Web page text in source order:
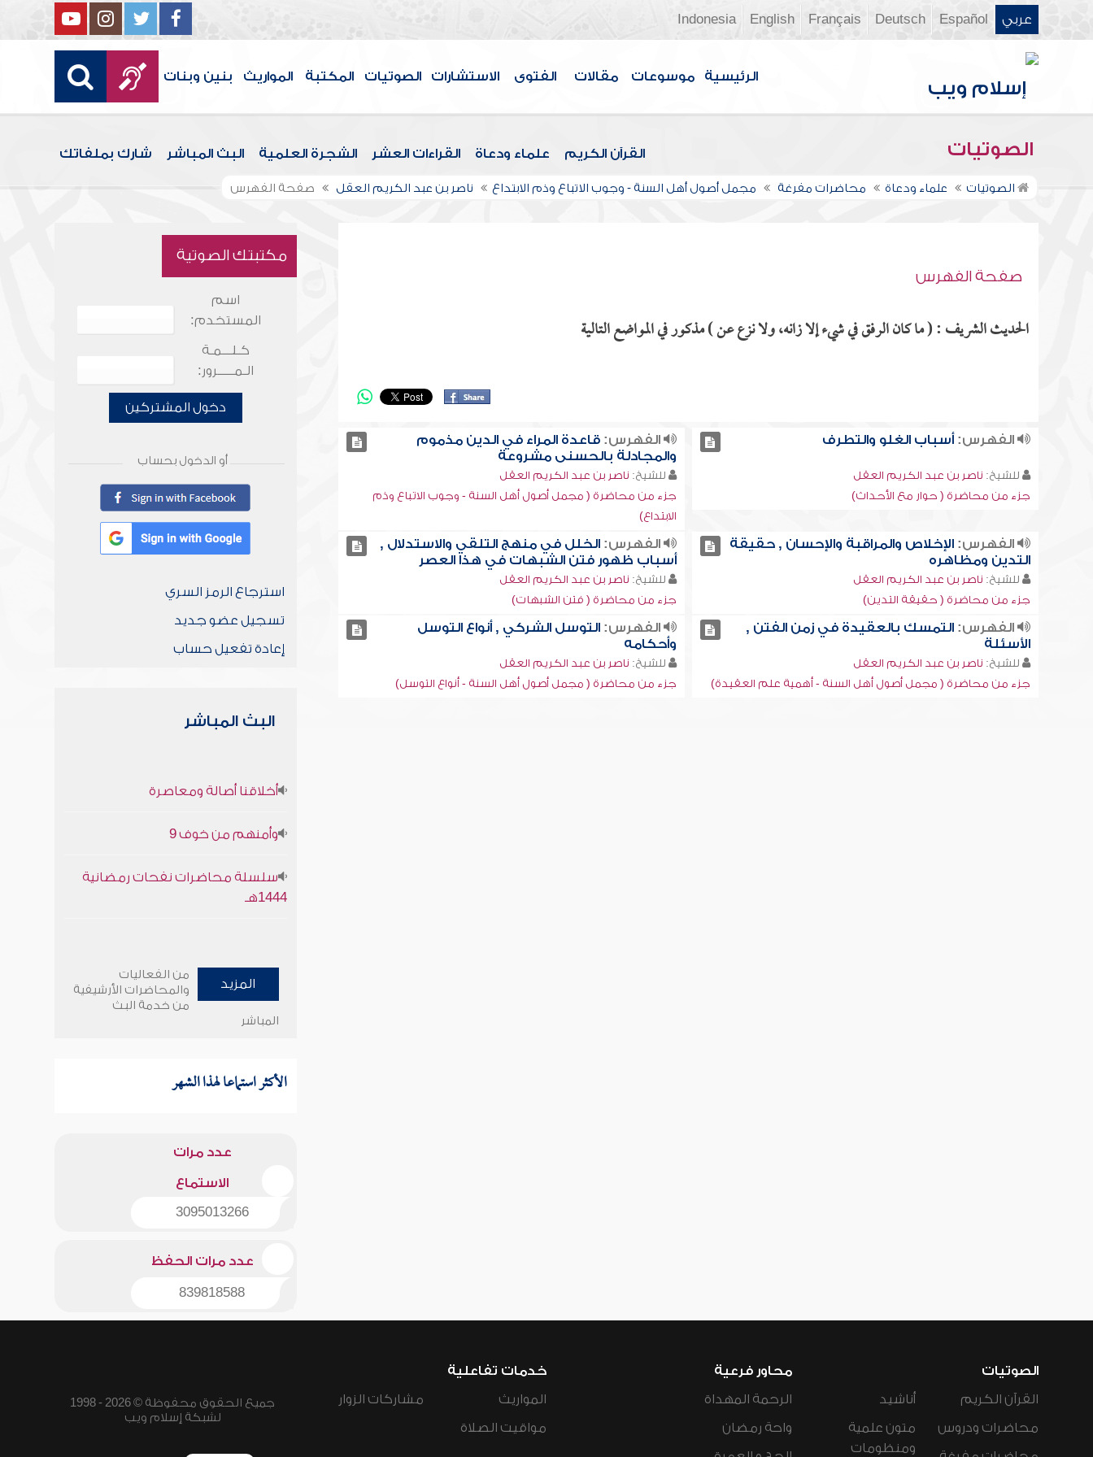
عربي Español
Deutsch
Français
English
Indonesia
الرئيسية موسوعات مقالات الفتوى الاستشارات الصوتيات المكتبة المواريث بنين وبنات
الصوتيات القرآن الكريم علماء ودعاة القراءات العشر الشجرة العلمية البث المباشر شارك بملفاتك
الصوتيات علماء ودعاة محاضرات مفرغة مجمل أصول أهل السنة - وجوب الاتباع وذم الابتداع ناصر بن عبد الكريم العقل صفحة الفهرس
صفحة الفهرس
الحديث الشريف : ( ما كان الرفق في شيء إلا زانه، ولا نزع عن ) مذكور في المواضع التالية
الفهرس:أسباب الغلو والتطرف
للشيخ: ناصر بن عبد الكريم العقل
جزء من محاضرة ( حوار مع الأحداث)
الفهرس: قاعدة المراء في الدين مذموم
والمجادلة بالحسنى مشروعة
للشيخ: ناصر بن عبد الكريم العقل
جزء من محاضرة ( مجمل أصول أهل السنة - وجوب الاتباع وذم
الابتداع)
الفهرس:الإخلاص والمراقبة والإحسان , حقيقة
التدين ومظاهره
للشيخ: ناصر بن عبد الكريم العقل
جزء من محاضرة ( حقيقة التدين)
الفهرس: الخلل في منهج التلقي والاستدلال ,
أسباب ظهور فتن الشبهات في هذا العصر
للشيخ: ناصر بن عبد الكريم العقل
جزء من محاضرة ( فتن الشبهات)
الفهرس:التمسك بالعقيدة في زمن الفتن ,
الأسئلة
للشيخ: ناصر بن عبد الكريم العقل
جزء من محاضرة ( مجمل أصول أهل السنة - أهمية علم العقيدة)
الفهرس: التوسل الشركي , أنواع التوسل
وأحكامه
للشيخ: ناصر بن عبد الكريم العقل
جزء من محاضرة ( مجمل أصول أهل السنة - أنواع التوسل)
مكتبتك الصوتية
اسم
المستخدم:
كـلـــمـة
الـمـــــرور:
دخول المشتركين
أو الدخول بحساب
استرجاع الرمز السري
تسجيل عضو جديد
إعادة تفعيل حساب
البث المباشر
أخلاقنا أصالة ومعاصرة
وأمنهم من خوف 9
سلسلة محاضرات نفحات رمضانية
1444هـ
المزيد
من الفعاليات
والمحاضرات الأرشيفية
من خدمة البث
المباشر
الأكثر استماعا لهذا الشهر
عدد مرات
الاستماع
3095013266
عدد مرات الحفظ
839818588
الصوتيات
القرآن الكريم
محاضرات ودروس
أناشيد
متون علمية
ومنظومات
محاور فرعية
الرحمة المهداة
واحة رمضان
خدمات تفاعلية
المواريث
مواقيت الصلاة
مشاركات الزوار
جميع الحقوق محفوظة © 2026 - 1998
لشبكة إسلام ويب